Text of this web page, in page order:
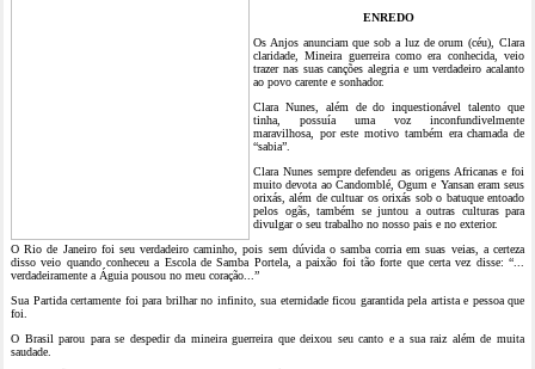
ENREDO
Os Anjos anunciam que sob a luz de orum (céu), Clara
claridade, Mineira guerreira como era conhecida, veio
trazer nas suas canções alegria e um verdadeiro acalanto
ao povo carente e sonhador.
Clara Nunes, além de do inquestionável talento que
tinha, possuía uma voz inconfundivelmente
maravilhosa, por este motivo também era chamada de
“sabia”.
Clara Nunes sempre defendeu as origens Africanas e foi
muito devota ao Candomblé, Ogum e Yansan eram seus
orixás, além de cultuar os orixás sob o batuque entoado
pelos ogãs, também se juntou a outras culturas para
divulgar o seu trabalho no nosso pais e no exterior.
O Rio de Janeiro foi seu verdadeiro caminho, pois sem dúvida o samba corria em suas veias, a certeza
disso veio quando conheceu a Escola de Samba Portela, a paixão foi tão forte que certa vez disse: “...
verdadeiramente a Águia pousou no meu coração...”
Sua Partida certamente foi para brilhar no infinito, sua eternidade ficou garantida pela artista e pessoa que
foi.
O Brasil parou para se despedir da mineira guerreira que deixou seu canto e a sua raiz além de muita
saudade.